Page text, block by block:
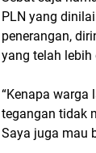
PLN yang
penerangan,
yang telah
“Kenapa warga
tegangan tidak
Saya juga mau